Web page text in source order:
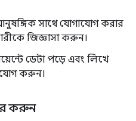
সাথে যোগাযোগ করার
জিজ্ঞাসা করুন।
ডেটা পড়ে এবং লিখে
করুন।
করুন